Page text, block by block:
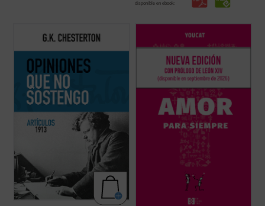
disponible en ebook:
Esta publicación contiene artículos
dedicados a temas habituales como la
implicación en casos de corrupción del
gobierno británico marcó una diferencia en
(ver ficha)
Basado en casi mil preguntas de jóvenes
sacerdotes, matrimonios y teólogos, este
libro acompaña a la pareja antes, durante y
después de la preparación matrimonial,
ayudándola a reflexionar, ...(ver ficha)